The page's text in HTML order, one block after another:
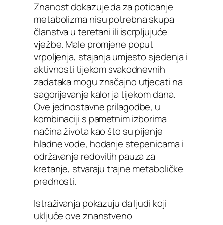
Znanost dokazuje da za poticanje
metabolizma nisu potrebna skupa
članstva u teretani ili iscrpljujuće
vježbe. Male promjene poput
vrpoljenja, stajanja umjesto sjedenja i
aktivnosti tijekom svakodnevnih
zadataka mogu značajno utjecati na
sagorijevanje kalorija tijekom dana.
Ove jednostavne prilagodbe, u
kombinaciji s pametnim izborima
načina života kao što su pijenje
hladne vode, hodanje stepenicama i
održavanje redovitih pauza za
kretanje, stvaraju trajne metaboličke
prednosti.
Istraživanja pokazuju da ljudi koji
uključe ove znanstveno